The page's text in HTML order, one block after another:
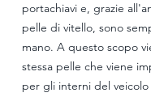
portachiavi e, grazie
pelle di vitello, sono
mano. A questo scopo
stessa pelle che viene
per gli interni del